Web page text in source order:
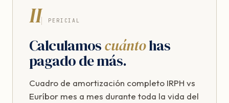
II PERICIAL
Calculamoscuántohas
pagado de más.
Cuadro de amortización completo IRPH vs
Euríbor mes a mes durante toda la vida del